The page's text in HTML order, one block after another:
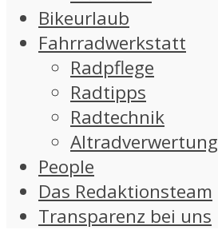
Bikeurlaub
Fahrradwerkstatt
Radpflege
Radtipps
Radtechnik
Altradverwertung
People
Das Redaktionsteam
Transparenz bei uns